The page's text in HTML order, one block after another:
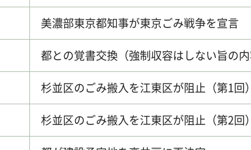
美濃部東京都知事が東京ごみ戦争を宣言
都との覚書交換（強制収容はしない旨の内
杉並区のごみ搬入を江東区が阻止（第1回）
杉並区のごみ搬入を江東区が阻止（第2回）